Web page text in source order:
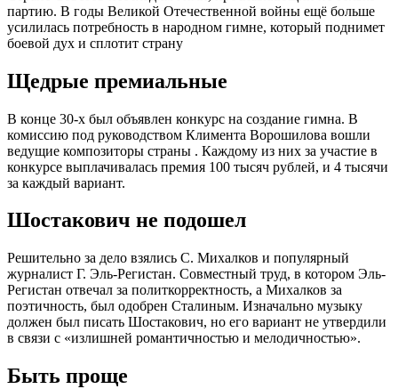
партию. В годы Великой Отечественной войны ещё больше
усилилась потребность в народном гимне, который поднимет
боевой дух и сплотит страну
Щедрые премиальные
В конце 30-х был объявлен конкурс на создание гимна. В
комиссию под руководством Климента Ворошилова вошли
ведущие композиторы страны . Каждому из них за участие в
конкурсе выплачивалась премия 100 тысяч рублей, и 4 тысячи
за каждый вариант.
Шостакович не подошел
Решительно за дело взялись С. Михалков и популярный
журналист Г. Эль-Регистан. Совместный труд, в котором Эль-
Регистан отвечал за политкорректность, а Михалков за
поэтичность, был одобрен Сталиным. Изначально музыку
должен был писать Шостакович, но его вариант не утвердили
в связи с «излишней романтичностью и мелодичностью».
Быть проще